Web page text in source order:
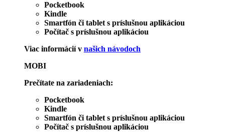
Pocketbook
Kindle
Smartfón či tablet s príslušnou aplikáciou
Počítač s príslušnou aplikáciou
Viac informácií v našich návodoch
MOBI
Prečítate na zariadeniach:
Pocketbook
Kindle
Smartfón či tablet s príslušnou aplikáciou
Počítač s príslušnou aplikáciou